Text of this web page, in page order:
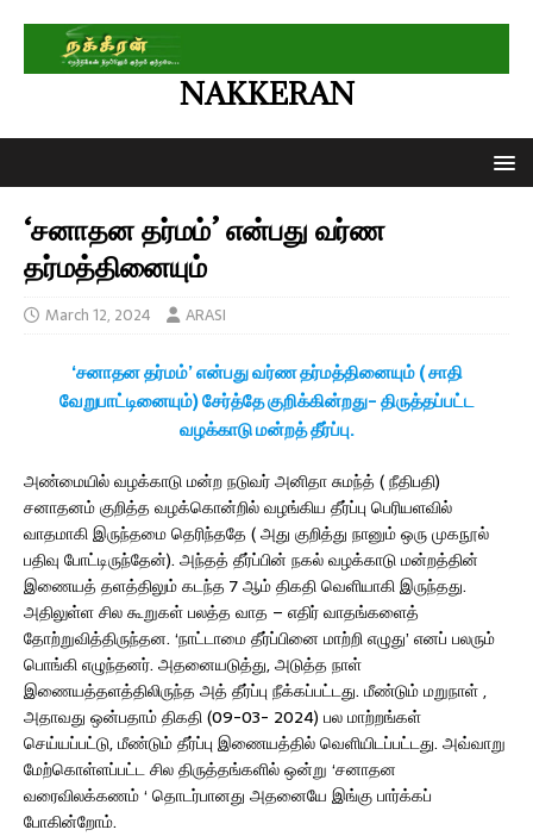
NAKKERAN
‘சனாதன தர்மம்’ என்பது வர்ண
தர்மத்தினையும்
March 12, 2024 ARASI
‘சனாதன தர்மம்’ என்பது வர்ண தர்மத்தினையும் ( சாதி
வேறுபாட்டினையும்) சேர்த்தே குறிக்கின்றது- திருத்தப்பட்ட
வழக்காடு மன்றத் தீர்ப்பு.
அண்மையில் வழக்காடு மன்ற நடுவர் அனிதா சுமந்த் ( நீதிபதி)
சனாதனம் குறித்த வழக்கொன்றில் வழங்கிய தீர்ப்பு பெரியளவில்
வாதமாகி இருந்தமை தெரிந்ததே ( அது குறித்து நானும் ஒரு முகநூல்
பதிவு போட்டிருந்தேன்). அந்தத் தீர்ப்பின் நகல் வழக்காடு மன்றத்தின்
இணையத் தளத்திலும் கடந்த 7 ஆம் திகதி வெளியாகி இருந்தது.
அதிலுள்ள சில கூறுகள் பலத்த வாத – எதிர் வாதங்களைத்
தோற்றுவித்திருந்தன. ‘நாட்டாமை தீர்ப்பினை மாற்றி எழுது’ எனப் பலரும்
பொங்கி எழுந்தனர். அதனையடுத்து, அடுத்த நாள்
இணையத்தளத்திலிருந்த அத் தீர்ப்பு நீக்கப்பட்டது. மீண்டும் மறுநாள் ,
அதாவது ஒன்பதாம் திகதி (09-03- 2024) பல மாற்றங்கள்
செய்யப்பட்டு, மீண்டும் தீர்ப்பு இணையத்தில் வெளியிடப்பட்டது. அவ்வாறு
மேற்கொள்ளப்பட்ட சில திருத்தங்களில் ஒன்று ‘சனாதன
வரைவிலக்கணம் ‘ தொடர்பானது அதனையே இங்கு பார்க்கப்
போகின்றோம்.